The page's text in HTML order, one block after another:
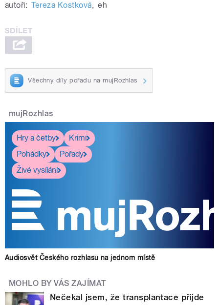
autoři: Tereza Kostková, eh
Všechny díly pořadu na mujRozhlas
mujRozhlas
Hry a četby
Krimi
Pohádky
Pořady
Živé vysílání
Audiosvět Českého rozhlasu na jednom místě
MOHLO BY VÁS ZAJÍMAT
Nečekal jsem, že transplantace přijde